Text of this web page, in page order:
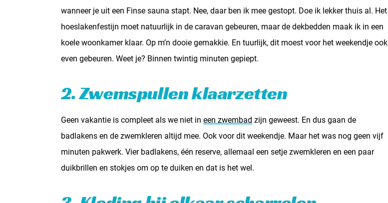
wanneer je uit een Finse sauna stapt. Nee, daar ben ik mee gestopt. Doe ik lekker thuis al. Het
hoeslakenfestijn moet natuurlijk in de caravan gebeuren, maar de dekbedden maak ik in een
koele woonkamer klaar. Op m’n dooie gemakkie. En tuurlijk, dit moest voor het weekendje ook
even gebeuren. Weet je? Binnen twintig minuten gepiept.
2. Zwemspullen klaarzetten
Geen vakantie is compleet als we niet in een zwembad zijn geweest. En dus gaan de
badlakens en de zwemkleren altijd mee. Ook voor dit weekendje. Maar het was nog geen vijf
minuten pakwerk. Vier badlakens, één reserve, allemaal een setje zwemkleren en een paar
duikbrillen en stokjes om op te duiken en dat is het wel.